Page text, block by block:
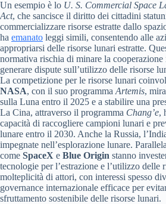
Un esempio è lo U. S. Commercial Space
Act, che sancisce il diritto dei cittadini
commercializzare risorse estratte dallo
ha emanato leggi simili, consentendo alle
appropriarsi delle risorse lunari estratte.
normativa rischia di minare la cooperazione
generare dispute sull’utilizzo delle risorse
La competizione per le risorse lunari
NASA, con il suo programma Artemis,
sulla Luna entro il 2025 e a stabilire una
La Cina, attraverso il programma Chang’e,
capacità di raccogliere campioni lunari e
lunare entro il 2030. Anche la Russia,
impegnate nell’esplorazione lunare.
come SpaceX e Blue Origin stanno
tecnologie per l’estrazione e l’utilizzo delle
molteplicità di attori, con interessi spesso
governance internazionale efficace per
sfruttamento sostenibile delle risorse lunari.